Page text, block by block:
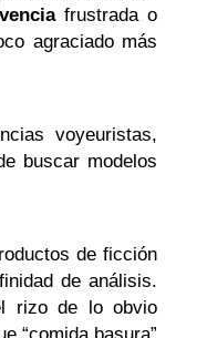
frustrada o
agraciado más
voyeuristas,
buscar modelos
de ficción
de análisis.
rizo de lo obvio